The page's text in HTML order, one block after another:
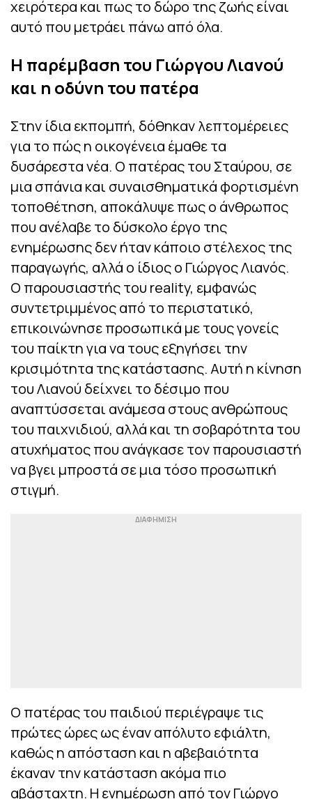
χειρότερα και πως το δώρο της ζωής είναι
αυτό που μετράει πάνω από όλα.
Η παρέμβαση του Γιώργου Λιανού
και η οδύνη του πατέρα
Στην ίδια εκπομπή, δόθηκαν λεπτομέρειες
για το πώς η οικογένεια έμαθε τα
δυσάρεστα νέα. Ο πατέρας του Σταύρου, σε
μια σπάνια και συναισθηματικά φορτισμένη
τοποθέτηση, αποκάλυψε πως ο άνθρωπος
που ανέλαβε το δύσκολο έργο της
ενημέρωσης δεν ήταν κάποιο στέλεχος της
παραγωγής, αλλά ο ίδιος ο Γιώργος Λιανός.
Ο παρουσιαστής του reality, εμφανώς
συντετριμμένος από το περιστατικό,
επικοινώνησε προσωπικά με τους γονείς
του παίκτη για να τους εξηγήσει την
κρισιμότητα της κατάστασης. Αυτή η κίνηση
του Λιανού δείχνει το δέσιμο που
αναπτύσσεται ανάμεσα στους ανθρώπους
του παιχνιδιού, αλλά και τη σοβαρότητα του
ατυχήματος που ανάγκασε τον παρουσιαστή
να βγει μπροστά σε μια τόσο προσωπική
στιγμή.
Ο πατέρας του παιδιού περιέγραψε τις
πρώτες ώρες ως έναν απόλυτο εφιάλτη,
καθώς η απόσταση και η αβεβαιότητα
έκαναν την κατάσταση ακόμα πιο
αβάσταχτη. Η ενημέρωση από τον Γιώργο